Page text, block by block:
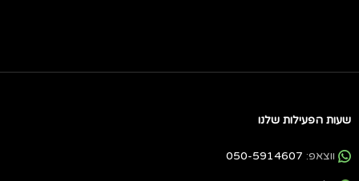
שעות הפעילות שלנו
ווצאפ: 050-5914607